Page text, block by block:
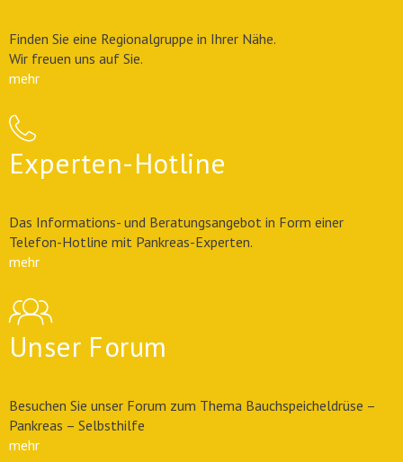
Finden Sie eine Regionalgruppe in Ihrer Nähe.
Wir freuen uns auf Sie.
mehr
Experten-Hotline
Das Informations- und Beratungsangebot in Form einer
Telefon-Hotline mit Pankreas-Experten.
mehr
Unser Forum
Besuchen Sie unser Forum zum Thema Bauchspeicheldrüse –
Pankreas – Selbsthilfe
mehr